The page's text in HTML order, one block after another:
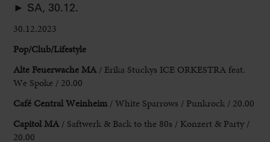
► SA, 30.12.
30.12.2023
Pop/Club/Lifestyle
Alte Feuerwache MA / Erika Stuckys ICE ORKESTRA feat.
We Spoke / 20.00
Café Central Weinheim / White Sparrows / Punkrock / 20.00
CapitolMA / Saftwerk & Back to the 80s / Konzert & Party /
20.00